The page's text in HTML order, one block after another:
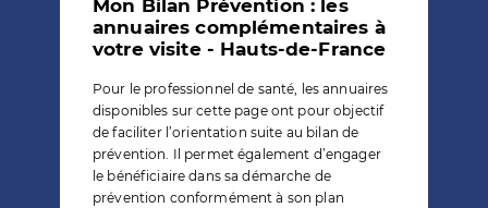
Mon Bilan Prévention : les
annuaires complémentaires à
votre visite - Hauts-de-France
Pour le professionnel de santé, les annuaires
disponibles sur cette page ont pour objectif
de faciliter l’orientation suite au bilan de
prévention. Il permet également d’engager
le bénéficiaire dans sa démarche de
prévention conformément à son plan